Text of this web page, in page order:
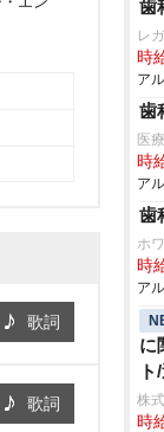
歌詞
歌詞
歯
レ
時
ア
歯
医
時
ア
歯
ホ
時
ア
に
株
時